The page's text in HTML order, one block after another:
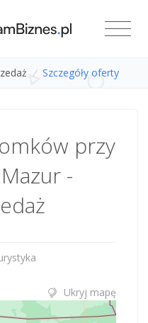
/ Szczegóły oferty
przy
-
Ukryj mapę